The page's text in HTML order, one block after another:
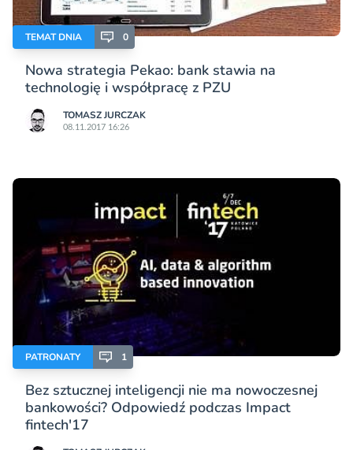
TEMAT DNIA 0
Nowa strategia Pekao: bank stawia na
technologię i współpracę z PZU
TOMASZ JURCZAK
08.11.2017 16:26
PATRONATY 1
Bez sztucznej inteligencji nie ma nowoczesnej
bankowości? Odpowiedź podczas Impact
fintech'17